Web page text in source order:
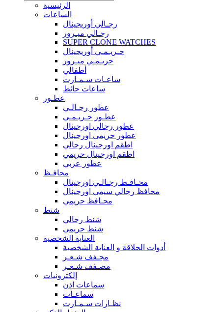
الرئيسية
الساعات
رجـالي أوريجينال
رجـالي ميـرور
SUPER CLONE WATCHES
حـريـمـي أوريجينال
حريـمـي ميـرور
أطفالي
ساعـات سـمـارت
ساعات حائط
عطـور
عطور رجـالـي
عطـور حـريـمـي
عطور رجالي اورجينال
عطور حريمي اورجينال
اطقم اورجينال رجالي
اطقم اورجينال حريمي
عطور عربي
محافـظ
محـافـظ رجـالـي اورجينال
محافظ رجالي سيمي اورجينال
محـافظ حريمي
شنط
شنط رجالي
شنط حريمي
العناية الشخصية
أدوات الحلاقة و العناية الشخصية
مجـفف شـعـر
مصـفف شـعـر
إلكترونيات
سماعات اذن
سماعـات
نظـارات سـمـارت